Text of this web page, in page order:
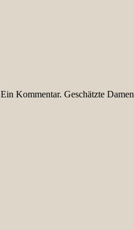
Kommentar. Geschätzte